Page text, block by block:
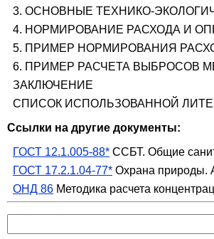
3. ОСНОВНЫЕ ТЕХНИКО-
4. НОРМИРОВАНИЕ РАСХОДА И
5. ПРИМЕР НОРМИРОВАНИЯ
6. ПРИМЕР РАСЧЕТА ВЫБРОСОВ
ЗАКЛЮЧЕНИЕ
СПИСОК ИСПОЛЬЗОВАННОЙ
Ссылки на другие документы:
ГОСТ 12.1.005-88* ССБТ. Общие
ГОСТ 17.2.1.04-77* Охрана природы.
ОНД 86 Методика расчета